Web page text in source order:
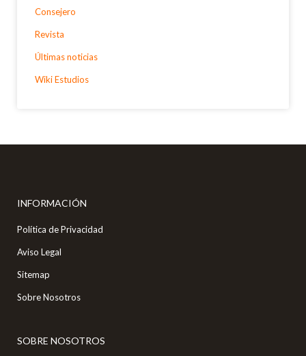
Consejero
Revista
Últimas noticias
Wiki Estudios
INFORMACIÓN
Política de Privacidad
Aviso Legal
Sitemap
Sobre Nosotros
SOBRE NOSOTROS